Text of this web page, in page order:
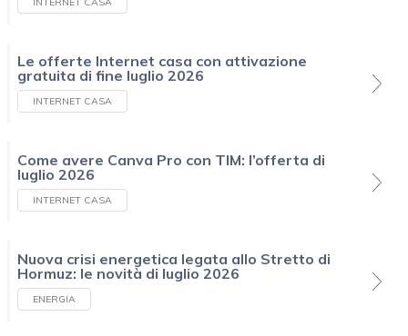
INTERNET CASA
Le offerte Internet casa con attivazione
gratuita di fine luglio 2026
INTERNET CASA
Come avere Canva Pro con TIM: l’offerta di
luglio 2026
INTERNET CASA
Nuova crisi energetica legata allo Stretto di
Hormuz: le novità di luglio 2026
ENERGIA